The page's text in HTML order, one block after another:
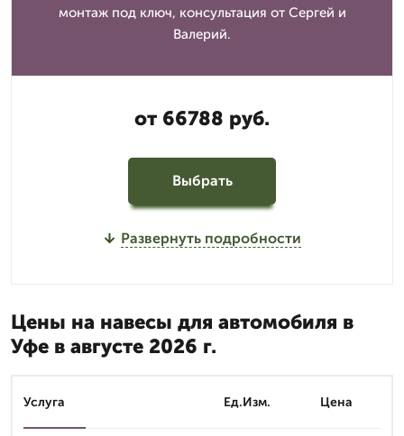
монтаж под ключ, консультация от Сергей и
Валерий.
от 66788 руб.
Выбрать
Развернуть подробности
Цены на навесы для автомобиля в
Уфе в августе 2026 г.
Услуга Ед.Изм. Цена